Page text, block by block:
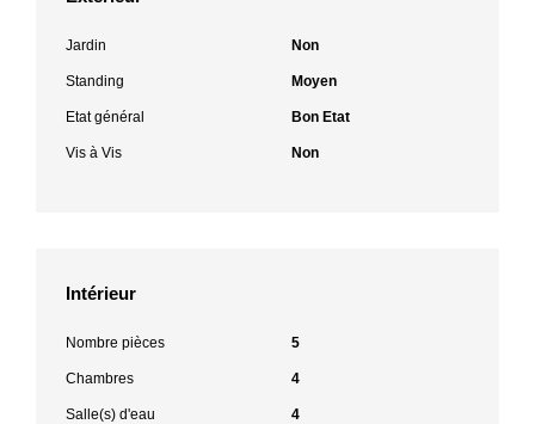
Jardin Non
Standing Moyen
Etat général Bon Etat
Vis à Vis Non
Intérieur
Nombre pièces 5
Chambres 4
Salle(s) d'eau 4